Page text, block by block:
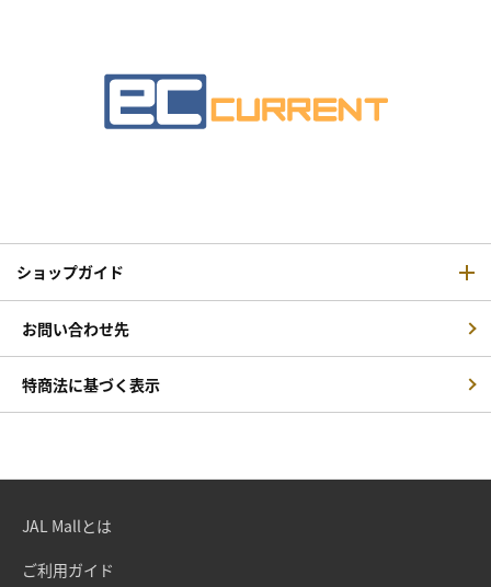
ショップガイド
お問い合わせ先
特商法に基づく表示
JAL Mallとは
ご利用ガイド